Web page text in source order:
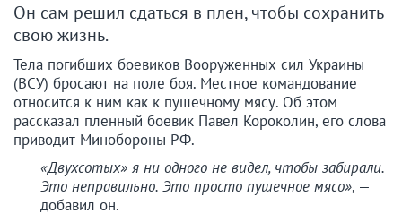
Он сам решил сдаться в плен, чтобы сохранить
свою жизнь.
Тела погибших боевиков Вооруженных сил Украины
(ВСУ) бросают на поле боя. Местное командование
относится к ним как к пушечному мясу. Об этом
рассказал пленный боевик Павел Короколин, его слова
приводит Минобороны РФ.
«Двухсотых» я ни одного не видел, чтобы забирали.
Это неправильно. Это просто пушечное мясо», —
добавил он.